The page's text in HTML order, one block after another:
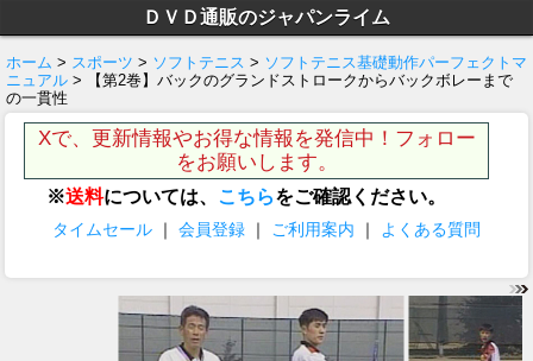
ＤＶＤ通販のジャパンライム
ホーム > スポーツ > ソフトテニス > ソフトテニス基礎動作パーフェクトマ
ニュアル > 【第2巻】バックのグランドストロークからバックボレーまで
の一貫性
Xで、更新情報やお得な情報を発信中！フォロー
をお願いします。
※送料については、 こちらをご確認ください。
タイムセール ｜ 会員登録 ｜ ご利用案内 ｜ よくある質問